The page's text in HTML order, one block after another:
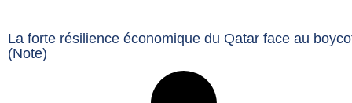
La forte résilience économique du Qatar face au
(Note)